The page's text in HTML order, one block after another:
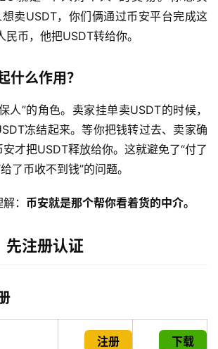
卖USDT，你们俩通过币安平台完成这
币，他把USDT转给你。
什么作用？
人”的角色。卖家挂单卖USDT的时候，
冻结起来。等你把钱转过去、卖家确
才把USDT释放给你。这就避免了“付了
了币收不到钱”的问题。
： 币安就是那个帮你看着货的中介。
先注册认证
注册 下载